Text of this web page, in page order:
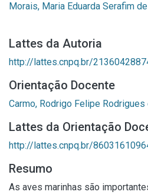
Morais, Maria Eduarda Serafim de
Lattes da Autoria
http://lattes.cnpq.br/
Orientação Docente
Carmo, Rodrigo Felipe Rodrigues
Lattes da Orientação
http://lattes.cnpq.br/
Resumo
As aves marinhas são